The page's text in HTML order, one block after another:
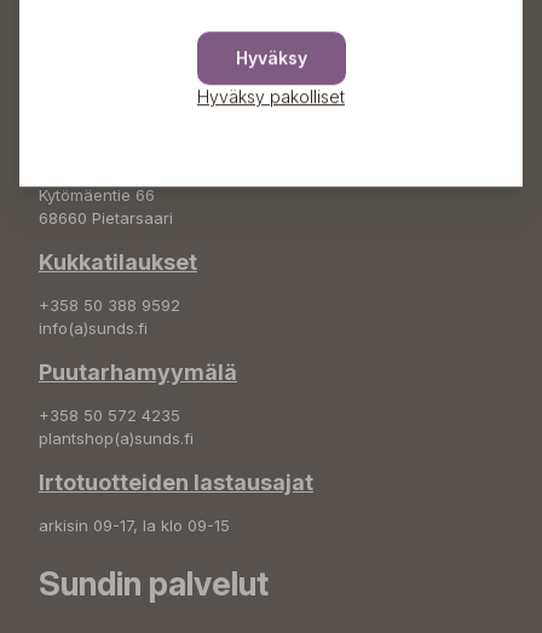
Kytömäentie 66
68660 Pietarsaari
Kukkatilaukset
+358 50 388 9592
info(a)sunds.fi
Puutarhamyymälä
+358 50 572 4235
plantshop(a)sunds.fi
Irtotuotteiden lastausajat
arkisin 09-17, la klo 09-15
Sundin palvelut
Hyväksy
Hyväksy pakolliset